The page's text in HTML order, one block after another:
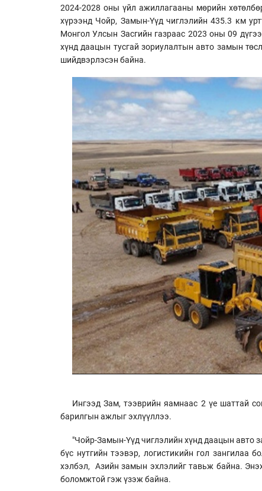
2024-2028 оны үйл ажиллагааны мөрийн
хүрээнд Чойр, Замын-Үүд чиглэлийн 435.3 км
Монгол Улсын Засгийн газраас 2023 оны 09
хүнд даацын тусгай зориулалтын авто замын
шийдвэрлэсэн байна.
Ингээд Зам, тээврийн яамнаас 2 үе шаттай
барилгын ажлыг эхлүүллээ.
"Чойр-Замын-Үүд чиглэлийн хүнд даацын авто
бүс нутгийн тээвэр, логистикийн гол зангилаа
хэлбэл, Азийн замын эхлэлийг тавьж байна.
боломжтой гэж үзэж байна.